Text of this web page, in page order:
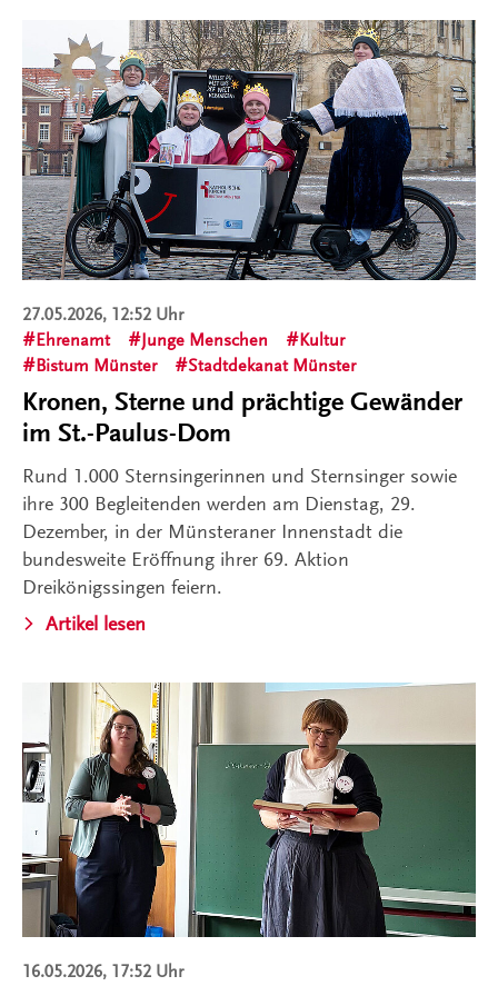
27.05.2026, 12:52 Uhr
Ehrenamt
Junge Menschen
Kultur
Bistum Münster
Stadtdekanat Münster
Kronen, Sterne und prächtige Gewänder
im St.-Paulus-Dom
Rund 1.000 Sternsingerinnen und Sternsinger sowie
ihre 300 Begleitenden werden am Dienstag, 29.
Dezember, in der Münsteraner Innenstadt die
bundesweite Eröffnung ihrer 69. Aktion
Dreikönigssingen feiern.
Artikel lesen
16.05.2026, 17:52 Uhr